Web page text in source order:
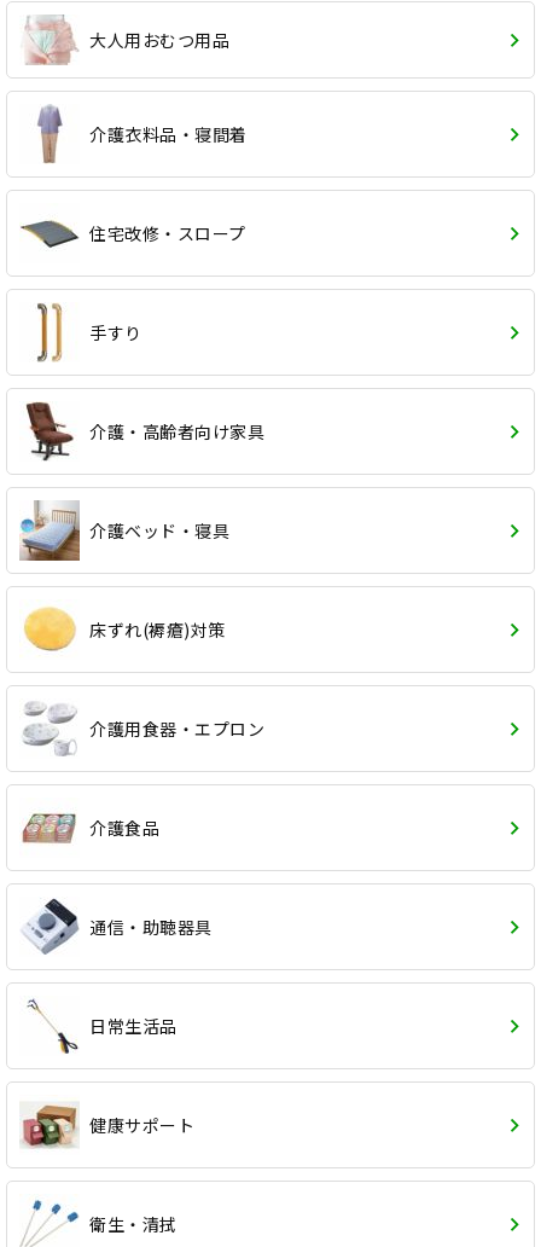
大人用おむつ用品
介護衣料品・寝間着
住宅改修・スロープ
手すり
介護・高齢者向け家具
介護ベッド・寝具
床ずれ(褥瘡)対策
介護用食器・エプロン
介護食品
通信・助聴器具
日常生活品
健康サポート
衛生・清拭